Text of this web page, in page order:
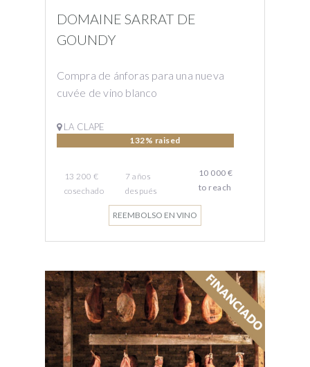
DOMAINE SARRAT DE
GOUNDY
Compra de ánforas para una nueva
cuvée de vino blanco
LA CLAPE
132% raised
13 200 €
cosechado
7 años
después
10 000 €
to reach
REEMBOLSO EN VINO